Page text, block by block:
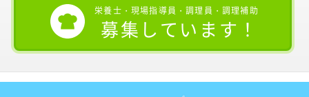
栄養士・現場指導員・調理員・調理補助
募集しています！